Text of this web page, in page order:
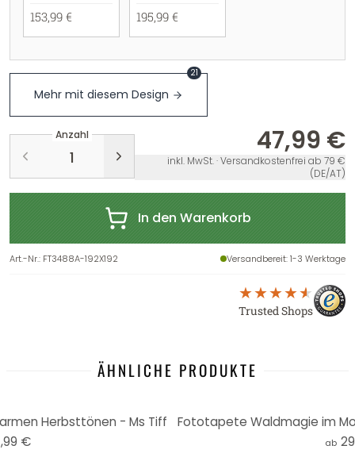
153,99 € 195,99 €
Mehr mit diesem Design
21
Anzahl 47,99 €
inkl. MwSt. · Versandkostenfrei ab 79 €
(DE/AT)
In den Warenkorb
Art.-Nr.: FT3488A-192X192 Versandbereit: 1-3 Werktage
Trusted Shops
ÄHNLICHE PRODUKTE
Herbsttönen - Ms Tiff
€
ab